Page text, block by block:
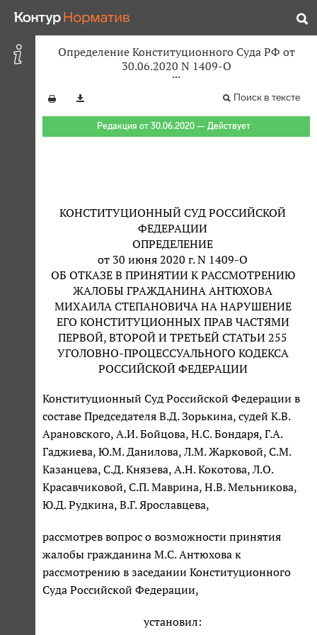
Определение Конституционного Суда РФ от
30.06.2020 N 1409-О
Поиск в тексте
Редакция от 30.06.2020 — Действует
КОНСТИТУЦИОННЫЙ СУД РОССИЙСКОЙ
ФЕДЕРАЦИИ
ОПРЕДЕЛЕНИЕ
от 30 июня 2020 г. N 1409-О
ОБ ОТКАЗЕ В ПРИНЯТИИ К РАССМОТРЕНИЮ
ЖАЛОБЫ ГРАЖДАНИНА АНТЮХОВА
МИХАИЛА СТЕПАНОВИЧА НА НАРУШЕНИЕ
ЕГО КОНСТИТУЦИОННЫХ ПРАВ ЧАСТЯМИ
ПЕРВОЙ, ВТОРОЙ И ТРЕТЬЕЙ СТАТЬИ 255
УГОЛОВНО-ПРОЦЕССУАЛЬНОГО КОДЕКСА
РОССИЙСКОЙ ФЕДЕРАЦИИ
Конституционный Суд Российской Федерации в
составе Председателя В.Д. Зорькина, судей К.В.
Арановского, А.И. Бойцова, Н.С. Бондаря, Г.А.
Гаджиева, Ю.М. Данилова, Л.М. Жарковой, С.М.
Казанцева, С.Д. Князева, А.Н. Кокотова, Л.О.
Красавчиковой, С.П. Маврина, Н.В. Мельникова,
Ю.Д. Рудкина, В.Г. Ярославцева,
рассмотрев вопрос о возможности принятия
жалобы гражданина М.С. Антюхова к
рассмотрению в заседании Конституционного
Суда Российской Федерации,
установил: